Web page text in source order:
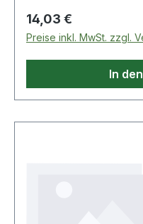
Regulärer Preis:
14,03 €
Preise inkl. MwSt. zzgl.
In